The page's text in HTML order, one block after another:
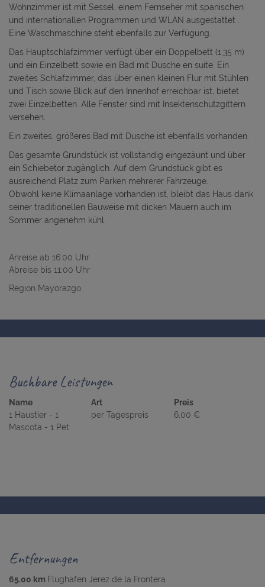
Wohnzimmer ist mit Sessel, einem Fernseher mit spanischen
und internationallen Programmen und WLAN ausgestattet .
Eine Waschmaschine steht ebenfalls zur Verfügung.
Das Hauptschlafzimmer verfügt über ein Doppelbett (1,35 m)
und ein Einzelbett sowie ein Bad mit Dusche en suite. Ein
zweites Schlafzimmer, das über einen kleinen Flur mit Stühlen
und Tisch sowie Blick auf den Innenhof erreichbar ist, bietet
zwei Einzelbetten. Alle Fenster sind mit Insektenschutzgittern
versehen.
Ein zweites, größeres Bad mit Dusche ist ebenfalls vorhanden.
Das gesamte Grundstück ist vollständig eingezäunt und über
ein Schiebetor zugänglich. Auf dem Grundstück gibt es
ausreichend Platz zum Parken mehrerer Fahrzeuge.
Obwohl keine Klimaanlage vorhanden ist, bleibt das Haus dank
seiner traditionellen Bauweise mit dicken Mauern auch im
Sommer angenehm kühl.
Anreise ab 16:00 Uhr
Abreise bis 11:00 Uhr
Region Mayorazgo
Buchbare Leistungen
Name
1 Haustier - 1
Mascota - 1 Pet
Art
per Tagespreis
Preis
6,00 €
Entfernungen
65.00 km Flughafen Jerez de la Frontera